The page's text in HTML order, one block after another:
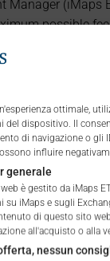
ottimale,
del dispositivo. Il
di navigazione o gli
influire
generale
è gestito da iMaps
su iMaps e sugli
di questo sito
all'acquisto o alla
nessun
possible
offers, which